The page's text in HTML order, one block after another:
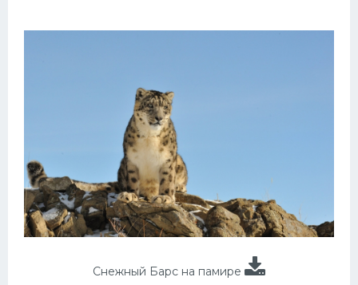
Снежный Барс на памире